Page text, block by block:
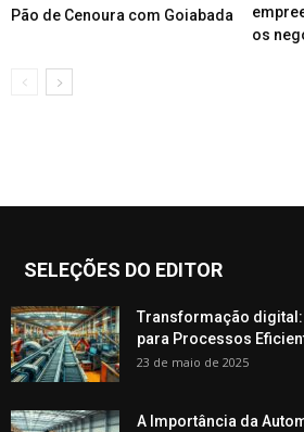
Pão de Cenoura com Goiabada
os
SELEÇÕES DO EDITOR
Transformação
para Processos
23 de maio de 2025
A Importância da